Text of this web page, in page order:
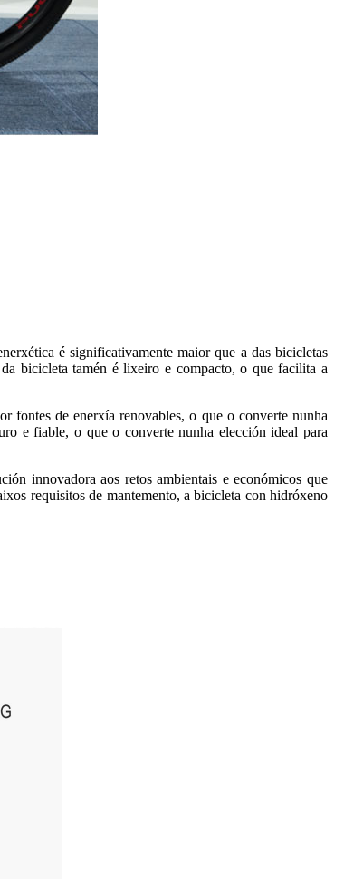
é significativamente maior que a das bicicletas
bicicleta tamén é lixeiro e compacto, o que facilita a
fontes de enerxía renovables, o que o converte nunha
e fiable, o que o converte nunha elección ideal para
innovadora aos retos ambientais e económicos que
requisitos de mantemento, a bicicleta con hidróxeno